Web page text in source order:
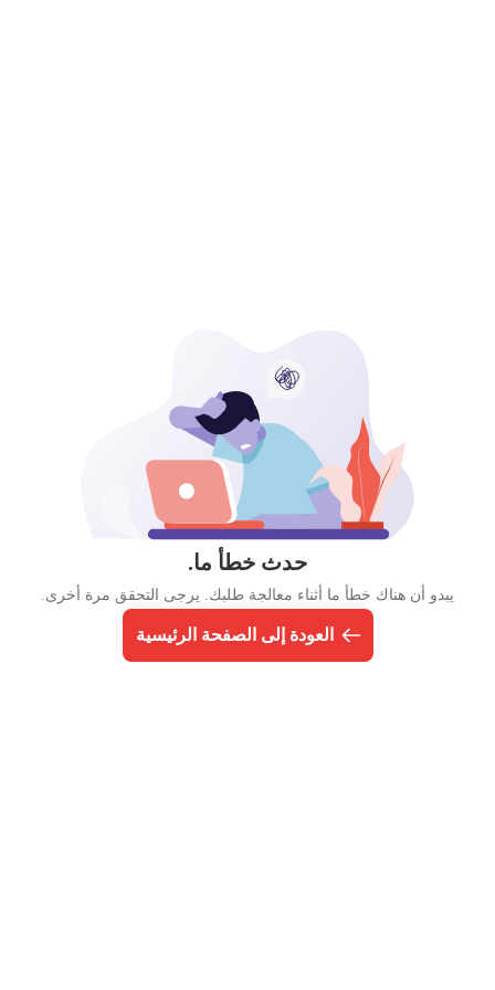
حدث خطأ ما.
يبدو أن هناك خطأ ما أثناء معالجة طلبك. يرجى التحقق مرة أخرى.
العودة إلى الصفحة الرئيسية